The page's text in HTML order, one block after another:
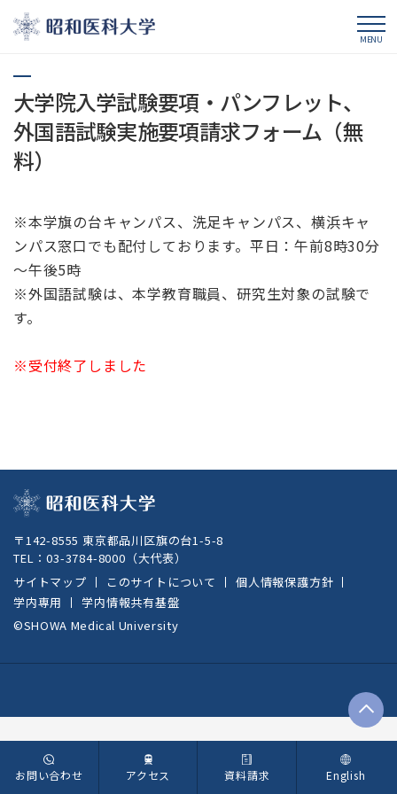
MENU
大学院入学試験要項・パンフレット、
外国語試験実施要項請求フォーム（無
料）
※本学旗の台キャンパス、洗足キャンパス、横浜キャ
ンパス窓口でも配付しております。平日：午前8時30分
～午後5時
※外国語試験は、本学教育職員、研究生対象の試験で
す。
※受付終了しました
〒142-8555 東京都品川区旗の台1-5-8
TEL：03-3784-8000 （大代表）
サイトマップ
このサイトについて
個人情報保護方針
学内専用
学内情報共有基盤
©SHOWA Medical University
お問い合わせ アクセス 資料請求 English